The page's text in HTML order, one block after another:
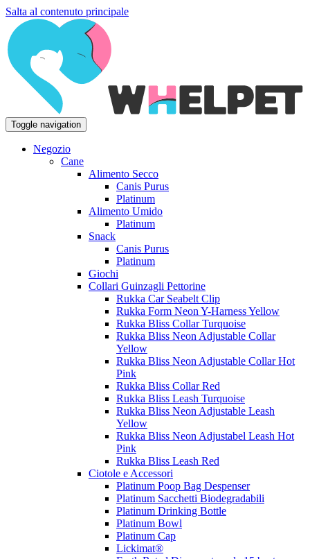
Salta al contenuto principale
Toggle navigation
Negozio
Cane
Alimento Secco
Canis Purus
Platinum
Alimento Umido
Platinum
Snack
Canis Purus
Platinum
Giochi
Collari Guinzagli Pettorine
Rukka Car Seabelt Clip
Rukka Form Neon Y-Harness Yellow
Rukka Bliss Collar Turquoise
Rukka Bliss Neon Adjustable Collar
Yellow
Rukka Bliss Neon Adjustable Collar Hot
Pink
Rukka Bliss Collar Red
Rukka Bliss Leash Turquoise
Rukka Bliss Neon Adjustable Leash
Yellow
Rukka Bliss Neon Adjustabel Leash Hot
Pink
Rukka Bliss Leash Red
Ciotole e Accessori
Platinum Poop Bag Despenser
Platinum Sacchetti Biodegradabili
Platinum Drinking Bottle
Platinum Bowl
Platinum Cap
Lickimat®